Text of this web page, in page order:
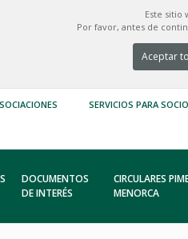
Este sitio
Por favor, antes de
Aceptar
SERVICIOS PARA
DOCUMENTOS
DE INTERÉS
CIRCULARES
MENORCA